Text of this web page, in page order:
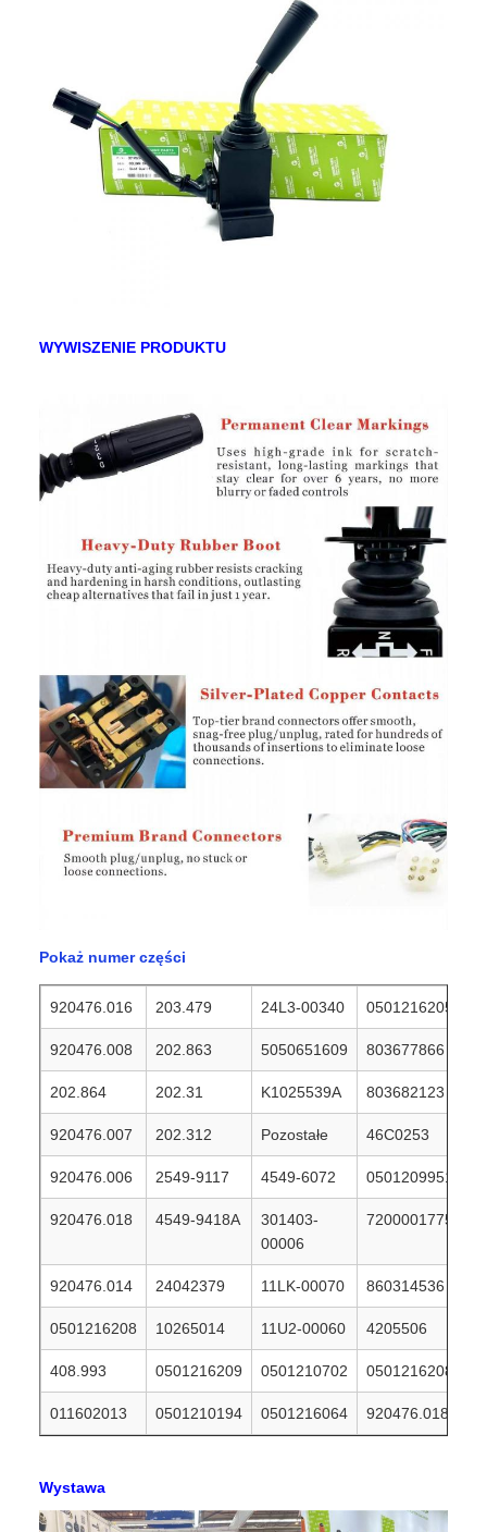
WYWISZENIE PRODUKTU
Pokaż numer części
920476.016 203.479 24L3-00340 0501216205
920476.008 202.863 5050651609 803677866
202.864 202.31 K1025539A 803682123
920476.007 202.312 Pozostałe 46C0253
920476.006 2549-9117 4549-6072 0501209951
920476.018 4549-9418A
301403-
00006
7200001775
920476.014 24042379 11LK-00070 860314536
0501216208 10265014 11U2-00060 4205506
408.993 0501216209 0501210702 0501216208
011602013 0501210194 0501216064 920476.018
Wystawa